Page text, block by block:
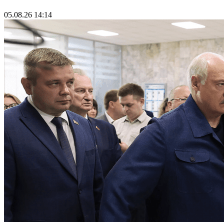
05.08.26 14:14